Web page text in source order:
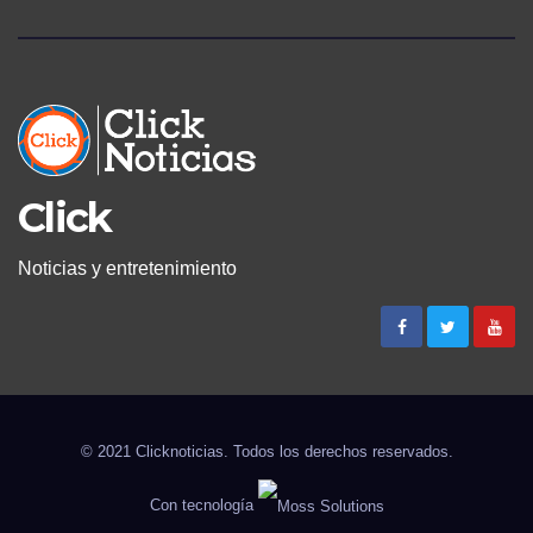
Click
Noticias y entretenimiento
© 2021 Clicknoticias. Todos los derechos reservados.
Con tecnología